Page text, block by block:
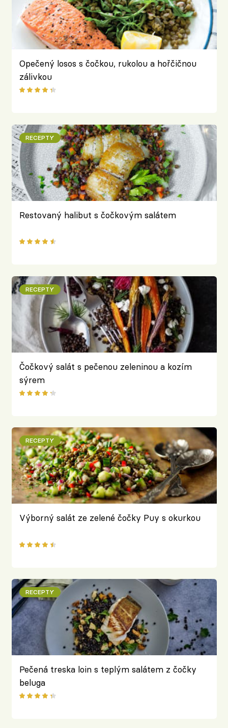
Opečený losos s čočkou, rukolou a hořčičnou
zálivkou
RECEPTY
Restovaný halibut s čočkovým salátem
RECEPTY
Čočkový salát s pečenou zeleninou a kozím
sýrem
RECEPTY
Výborný salát ze zelené čočky Puy s okurkou
RECEPTY
Pečená treska loin s teplým salátem z čočky
beluga